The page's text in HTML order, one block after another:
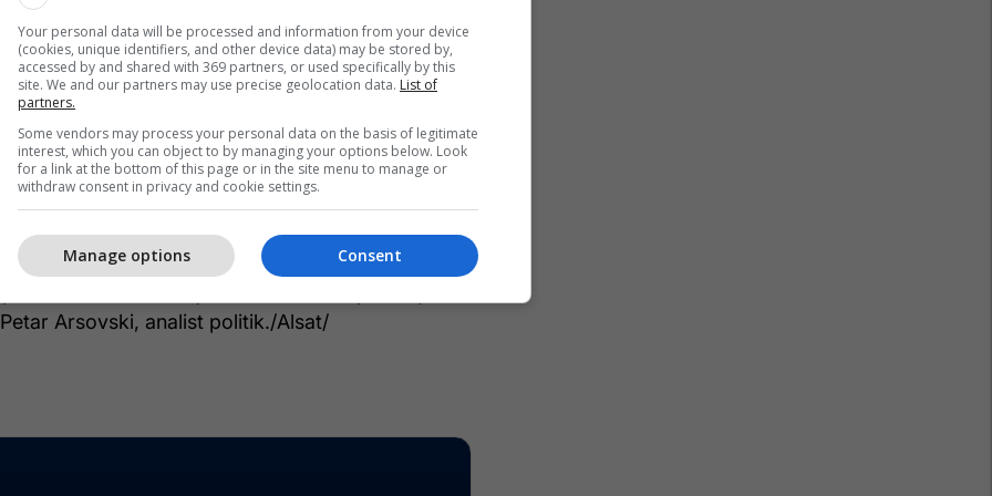
drejtë të protestojë, të qëndrojë roje, të vendosë
radhë para Gjykatës Kushtetuese dhe para çdo
e drejtë është e garantuar me kushtetutë për
apo organizatë joqeveritare.
nuk e dimë se çfarë po mbron BDI-ja në këtë
nëse Gjykata Kushtetuese do ta shfuqizojë ligjin
disa pjesë, nuk do të shfuqizojë asgjë
legjislativit që disa pjesë të ligjit të
mënyrë për t’i sjellë ato në përputhje me
atë informacion, kjo duket si teatër politik për
Arsovski, analist politik./Alsat/
Your personal data will be processed and information from your device
(cookies, unique identifiers, and other device data) may be stored by,
accessed by and shared with 369 partners, or used specifically by this
site. We and our partners may use precise geolocation data. List of
partners.
Some vendors may process your personal data on the basis of legitimate
interest, which you can object to by managing your options below. Look
for a link at the bottom of this page or in the site menu to manage or
withdraw consent in privacy and cookie settings.
Consent
Manage options